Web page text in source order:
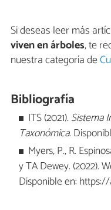
Si deseas leer más
viven en árboles, te
nuestra categoría de
Bibliografía
ITS (2021). Sistema
Taxonómica.
Myers, P., R.
y TA Dewey. (2022).
Disponible en: